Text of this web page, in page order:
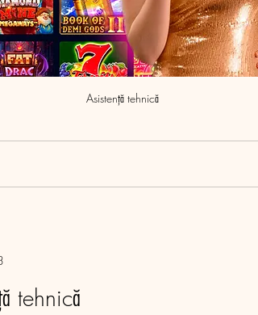
Asistență tehnică
tehnică